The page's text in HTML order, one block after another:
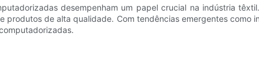
desempenham um papel crucial na indústria
produtos de alta qualidade. Com tendências emergentes